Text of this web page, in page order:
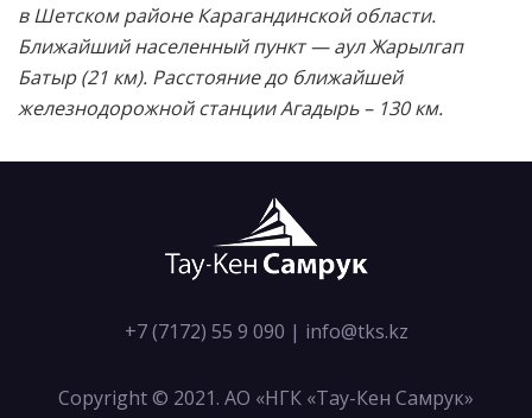
в Шетском районе Карагандинской области.
Ближайший населенный пункт — аул Жарылгап
Батыр (21 км). Расстояние до ближайшей
железнодорожной станции Агадырь – 130 км.
+7 (7172) 55 9 090 | info@tks.kz
Copyright © 2021. АО «НГК «Тау-Кен Самрук»